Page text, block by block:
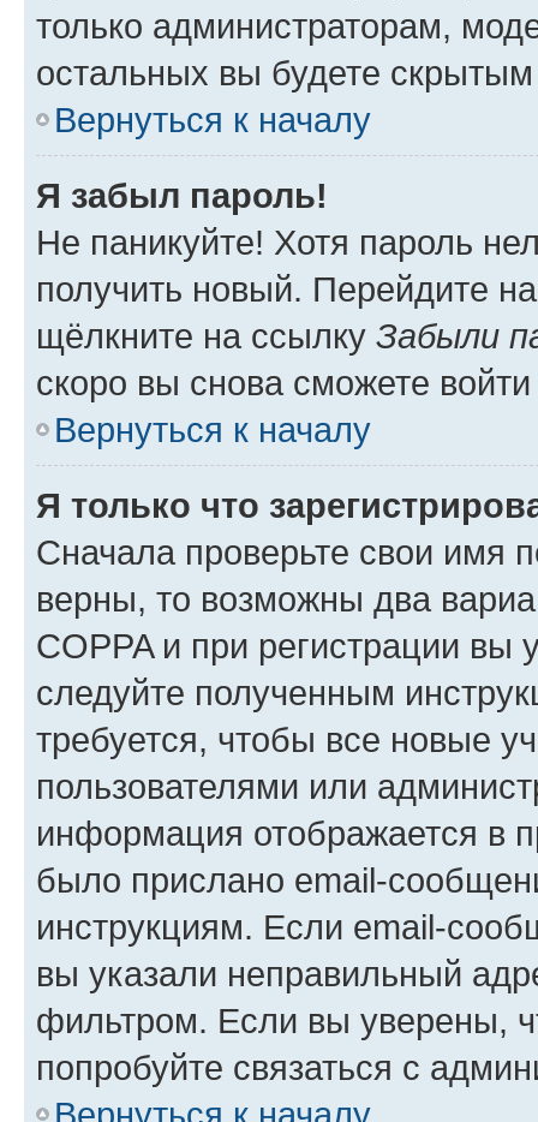
только администраторам,
остальных вы будете
Вернуться к началу
Я забыл пароль!
Не паникуйте! Хотя пароль
получить новый. Перейдите
щёлкните на ссылку Забыли
скоро вы снова сможете
Вернуться к началу
Я только что
Сначала проверьте свои имя
верны, то возможны два
COPPA и при регистрации вы
следуйте полученным
требуется, чтобы все новые
пользователями или
информация отображается в
было прислано email-
инструкциям. Если email-
вы указали неправильный
фильтром. Если вы уверены,
попробуйте связаться с
Вернуться к началу